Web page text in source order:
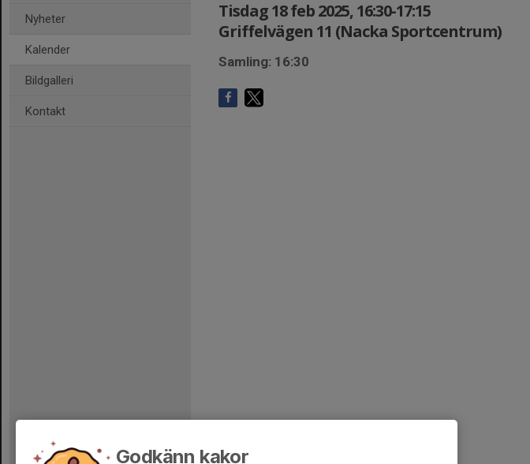
Nyheter
Kalender
Bildgalleri
Kontakt
Tisdag 18 feb 2025, 16:30-17:15
Griffelvägen 11 (Nacka Sportcentrum)
Samling: 16:30
Godkänn kakor